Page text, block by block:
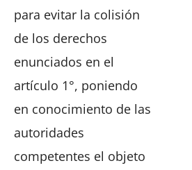
para evitar la colisión
de los derechos
enunciados en el
artículo 1°, poniendo
en conocimiento de las
autoridades
competentes el objeto